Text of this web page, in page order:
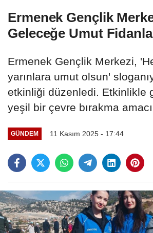
Ermenek Gençlik
Geleceğe Umut
Ermenek Gençlik Merkezi,
yarınlara umut olsun'
etkinliği düzenledi. Etkinlikle
yeşil bir çevre bırakma
GÜNDEM 11 Kasım 2025 - 17:44